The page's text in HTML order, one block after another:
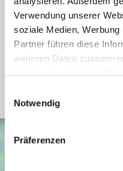
Verwendung unserer
soziale Medien,
Partner führen diese
weiteren Daten
Cookies, wenn Sie
Notwendig
Präferenzen
Energieausweis Werteklasse
Energieausweis Baujahr
Energieausweis Gebäudeart
Heizung